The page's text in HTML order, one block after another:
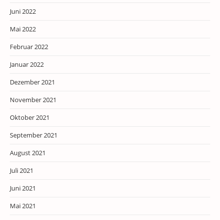
Juni 2022
Mai 2022
Februar 2022
Januar 2022
Dezember 2021
November 2021
Oktober 2021
September 2021
August 2021
Juli 2021
Juni 2021
Mai 2021